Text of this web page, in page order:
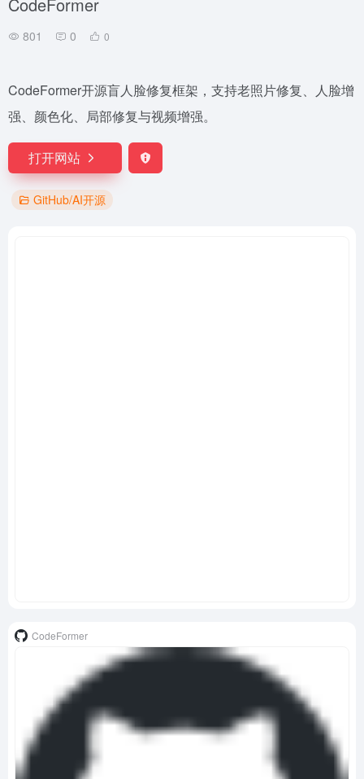
801 0 0
CodeFormer开源盲人脸修复框架，支持老照片修复、人脸增
强、颜色化、局部修复与视频增强。
打开网站
GitHub/AI开源
CodeFormer